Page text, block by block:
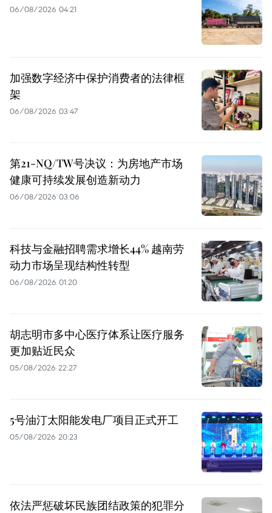
06/08/2026 04:21
加强数字经济中保护消费者的法律框
架
06/08/2026 03:47
第21-NQ/TW号决议：为房地产市场
健康可持续发展创造新动力
06/08/2026 03:06
科技与金融招聘需求增长44% 越南劳
动力市场呈现结构性转型
06/08/2026 01:20
胡志明市多中心医疗体系让医疗服务
更加贴近民众
05/08/2026 22:27
5号油汀太阳能发电厂项目正式开工
05/08/2026 20:23
依法严惩破坏民族团结政策的犯罪分